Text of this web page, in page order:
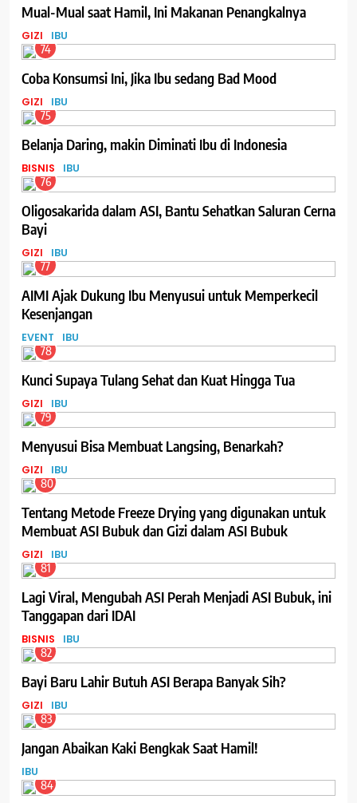
Mual-Mual saat Hamil, Ini Makanan Penangkalnya
GIZI IBU
74
Coba Konsumsi Ini, Jika Ibu sedang Bad Mood
GIZI IBU
75
Belanja Daring, makin Diminati Ibu di Indonesia
BISNIS IBU
76
Oligosakarida dalam ASI, Bantu Sehatkan Saluran Cerna
Bayi
GIZI IBU
77
AIMI Ajak Dukung Ibu Menyusui untuk Memperkecil
Kesenjangan
EVENT IBU
78
Kunci Supaya Tulang Sehat dan Kuat Hingga Tua
GIZI IBU
79
Menyusui Bisa Membuat Langsing, Benarkah?
GIZI IBU
80
Tentang Metode Freeze Drying yang digunakan untuk
Membuat ASI Bubuk dan Gizi dalam ASI Bubuk
GIZI IBU
81
Lagi Viral, Mengubah ASI Perah Menjadi ASI Bubuk, ini
Tanggapan dari IDAI
BISNIS IBU
82
Bayi Baru Lahir Butuh ASI Berapa Banyak Sih?
GIZI IBU
83
Jangan Abaikan Kaki Bengkak Saat Hamil!
IBU
84